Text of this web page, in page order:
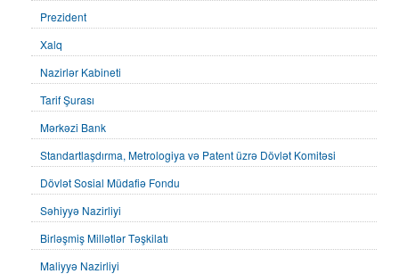
Prezident
Xalq
Nazirlər Kabineti
Tarif Şurası
Mərkəzi Bank
Standartlaşdırma, Metrologiya və Patent üzrə Dövlət Komitəsi
Dövlət Sosial Müdafiə Fondu
Səhiyyə Nazirliyi
Birləşmiş Millətlər Təşkilatı
Maliyyə Nazirliyi